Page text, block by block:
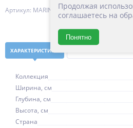
Артикул: MARINO-800-2C-SO-RC-P
ХАРАКТЕРИСТИКИ
Коллекция
Ширина, см
Глубина, см
Высота, см
Страна
Продолжая
соглашаетесь на
Понятно